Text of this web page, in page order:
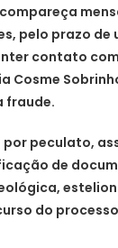
pelo prazo de
contato
Cosme
fraude.
peculato,
de
do